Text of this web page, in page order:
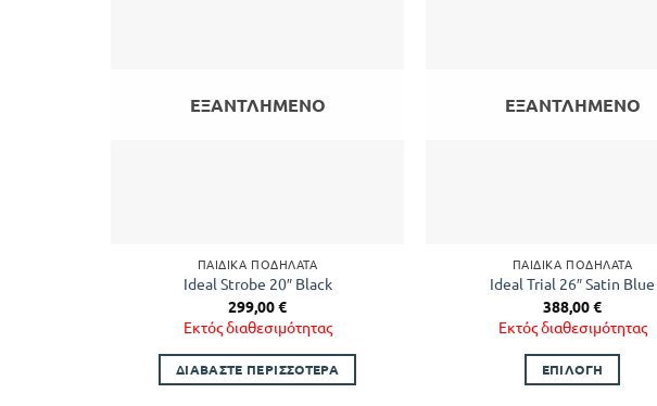
ΕΞΑΝΤΛΗΜΈΝΟ
ΠΑΙΔΙΚΆ ΠΟΔΉΛΑΤΑ
Ideal Strobe 20″ Black
299,00€
Εκτός διαθεσιμότητας
ΔΙΑΒΆΣΤΕ ΠΕΡΙΣΣΌΤΕΡΑ
ΕΞΑΝΤΛΗΜΈΝΟ
ΠΑΙΔΙΚΆ ΠΟΔΉΛΑΤΑ
Ideal Trial 26″ Satin Blue
388,00€
Εκτός διαθεσιμότητας
ΕΠΙΛΟΓΉ